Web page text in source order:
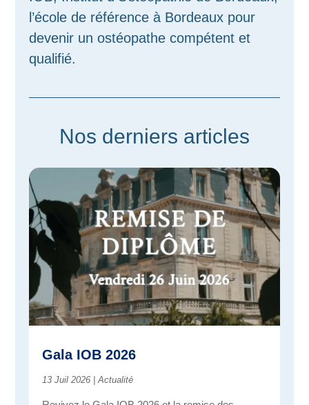
l’école de référence à Bordeaux pour
devenir un ostéopathe compétent et
qualifié.
Nos derniers articles
Gala IOB 2026
13 Juil 2026 |Actualité